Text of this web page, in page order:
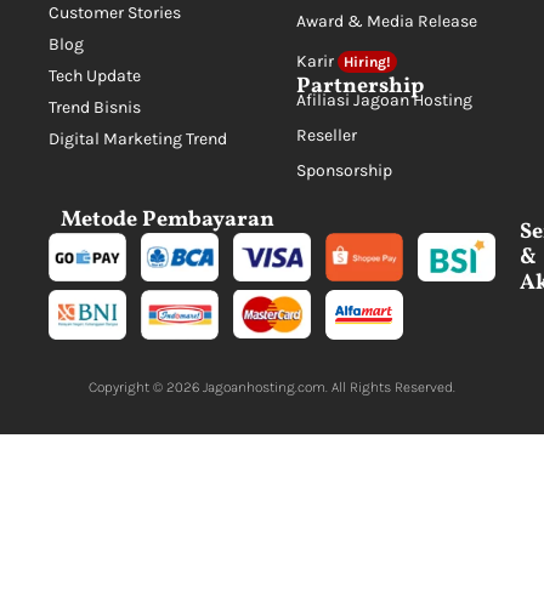
Customer Stories
Blog
Tech Update
Trend Bisnis
Digital Marketing Trend
Award & Media Release
Karir
Hiring!
Partnership
Afiliasi Jagoan Hosting
Reseller
Sponsorship
Metode Pembayaran
&
Copyright © 2026 Jagoanhosting.com. All Rights Reserved.